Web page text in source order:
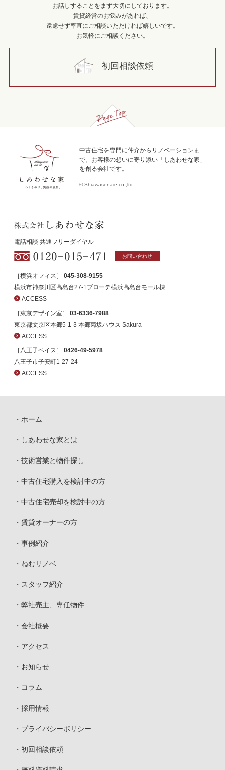
お話しすることをまず大切にしております。
賃貸経営のお悩みがあれば、
遠慮せず率直にご相談いただければ嬉しいです。
お気軽にご相談ください。
初回相談依頼
中古住宅を専門に仲介からリノベーションま
で。お客様の想いに寄り添い「しあわせな家」
を創る会社です。
© Shiawasenaie co.,ltd.
電話相談 共通フリーダイヤル
お問い合わせ
［横浜オフィス］ 045-308-9155
横浜市神奈川区高島台27-1ブローテ横浜高島台モール棟
ACCESS
［東京デザイン室］ 03-6336-7988
東京都文京区本郷5-1-3 本郷菊坂ハウス Sakura
ACCESS
［八王子ベイス］ 0426-49-5978
八王子市子安町1-27-24
ACCESS
ホーム
しあわせな家とは
技術営業と物件探し
中古住宅購入を検討中の方
中古住宅売却を検討中の方
賃貸オーナーの方
事例紹介
ねむリノベ
スタッフ紹介
弊社売主、専任物件
会社概要
アクセス
お知らせ
コラム
採用情報
プライバシーポリシー
初回相談依頼